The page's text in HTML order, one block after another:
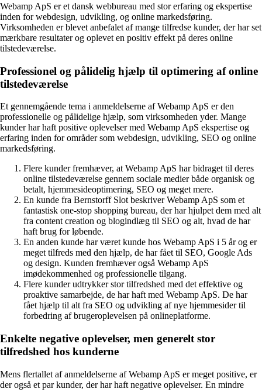
Webamp ApS er et dansk webbureau med stor erfaring og ekspertise
inden for webdesign, udvikling, og online markedsføring.
Virksomheden er blevet anbefalet af mange tilfredse kunder, der har set
mærkbare resultater og oplevet en positiv effekt på deres online
tilstedeværelse.
Professionel og pålidelig hjælp til optimering af online
tilstedeværelse
Et gennemgående tema i anmeldelserne af Webamp ApS er den
professionelle og pålidelige hjælp, som virksomheden yder. Mange
kunder har haft positive oplevelser med Webamp ApS ekspertise og
erfaring inden for områder som webdesign, udvikling, SEO og online
markedsføring.
Flere kunder fremhæver, at Webamp ApS har bidraget til deres
online tilstedeværelse gennem sociale medier både organisk og
betalt, hjemmesideoptimering, SEO og meget mere.
En kunde fra Bernstorff Slot beskriver Webamp ApS som et
fantastisk one-stop shopping bureau, der har hjulpet dem med alt
fra content creation og blogindlæg til SEO og alt, hvad de har
haft brug for løbende.
En anden kunde har været kunde hos Webamp ApS i 5 år og er
meget tilfreds med den hjælp, de har fået til SEO, Google Ads
og design. Kunden fremhæver også Webamp ApS
imødekommenhed og professionelle tilgang.
Flere kunder udtrykker stor tilfredshed med det effektive og
proaktive samarbejde, de har haft med Webamp ApS. De har
fået hjælp til alt fra SEO og udvikling af nye hjemmesider til
forbedring af brugeroplevelsen på onlineplatforme.
Enkelte negative oplevelser, men generelt stor
tilfredshed hos kunderne
Mens flertallet af anmeldelserne af Webamp ApS er meget positive, er
der også et par kunder, der har haft negative oplevelser. En mindre